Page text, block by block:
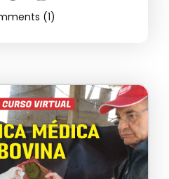
(1)